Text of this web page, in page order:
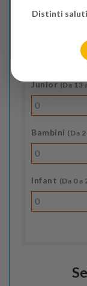
Indica il
Junior(Da 13
0
Bambini (Da
0
Infant (Da 0 a
0
Distinti saluti